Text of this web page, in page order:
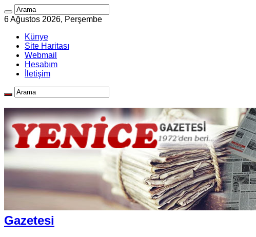
6 Ağustos 2026, Perşembe
Künye
Site Haritası
Webmail
Hesabım
İletişim
Gazetesi